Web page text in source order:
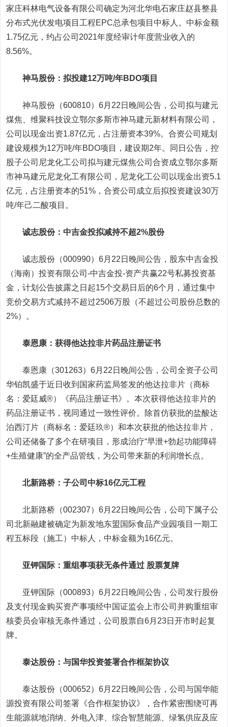
家庄科林电气设备有限公司确定为河北华电石家庄赵县整县
分布式光伏发电项目工程EPC总承包项目中标人。中标金额
1.75亿元，约占公司2021年度经审计年度营业收入的
8.56%。
神马股份：拟投建12万吨/年BDO项目
神马股份（600810）6月22日晚间公告，公司拟与建元
煤焦、维聚科技设立鄂尔多斯市神马建元新材料有限公司，
公司以现金出资1.87亿元，占注册资本39%。合资公司规划
建设规模为12万吨/年BDO项目，建设期2年。同日公告，控
股子公司尼龙化工公司拟与建元煤焦公司合资成立鄂尔多斯
市神马建元尼龙化工有限公司，尼龙化工公司以现金出资5.1
亿元，占注册资本的51%，合资公司成立后拟投资建设30万
吨/年己二酸项目。
诚志股份：中吉金投拟减持不超2%股份
诚志股份（000990）6月22日晚间公告，股东中吉金投
（海南）投资有限公司-中吉金投-资产共赢22号私募投资基
金，计划公告披露之日起15个交易日后的6个月，通过集中
竞价交易方式减持不超过2506万股（不超过公司股份总数的
2%）。
泰恩康 ：获得他达拉非片药品注册证书
泰恩康（301263）6月22日晚间公告，公司全资子公司
华铂凯盛于近日收到国家药监局签发的他达拉非片（商标
名：爱廷威®）《药品注册证书》。本次获得他达拉非片的
药品注册证书，视同通过一致性评价。除首仿获批的盐酸达
泊西汀片（商标名：爱廷玖®）和本次获批的他达拉非片，
公司还储备了多个在研项目，形成治疗“早泄+勃起功能障碍
+生殖健康”的全产品管线，为公司带来新的利润增长点。
北新路桥：子公司中标16亿元工程
北新路桥（002307）6月22日晚间公告，公司下属子公
司北新融建被确定为新发地东盟国际食品产业园项目一期工
程五标段（施工）中标人，中标金额为16亿元。
亚钾国际 ：重组事项获无条件通过 股票复牌
亚钾国际（000893）6月22日晚间公告，公司发行股份
及支付现金购买资产事项经中国证监会上市公司并购重组审
核委员会审核无条件通过，公司股票自6月23日开市时起复
牌。
泰达股份：与国华投资签署合作框架协议
泰达股份（000652）6月22日晚间公告，公司与国华能
源投资有限公司签署《合作框架协议》，合作紧密围绕可再
生能源就地消纳、外电入津、综合智慧能源、绿氢供应及应